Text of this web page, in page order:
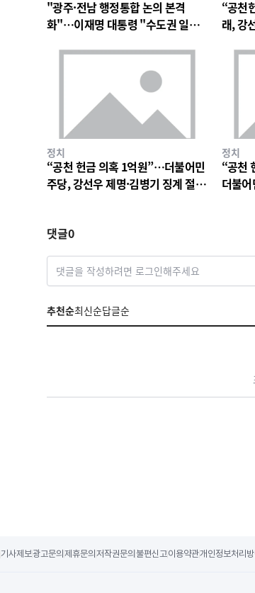
"광주·전남 행정통합 논의 본격
화"…이재명 대통령 "수도권 일극
“공천
래, 강
정치
“공천 헌금 의혹 1억원”…더불어민
주당, 강선우 제명·김병기 징계 절
정치
“공천
더불
댓글0
댓글을 작성하려면 로그인해주세요
추천순최신순답글순
기사제보광고문의 제휴문의 저작권문의 불편신고이용약관개인정보처리